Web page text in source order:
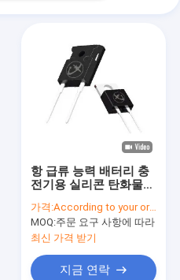
항 급류 능력 배터리 충
전기용 실리콘 탄화물
가격:According to your order requirement
MOQ:주문 요구 사항에 따라
최신 가격 받기
지금 연락